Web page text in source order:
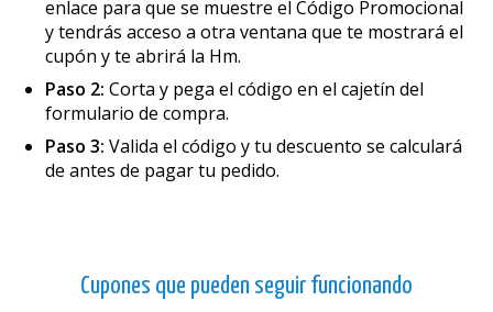
enlace para que se muestre el Código Promocional
y tendrás acceso a otra ventana que te mostrará el
cupón y te abrirá la Hm.
Paso 2: Corta y pega el código en el cajetín del
formulario de compra.
Paso 3: Valida el código y tu descuento se calculará
de antes de pagar tu pedido.
Cupones que pueden seguir funcionando